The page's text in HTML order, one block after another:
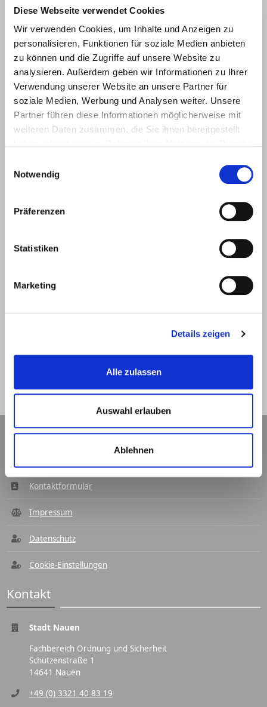
Diese Webseite verwendet Cookies
Wir verwenden Cookies, um Inhalte und Anzeigen zu
personalisieren, Funktionen für soziale Medien anbieten
zu können und die Zugriffe auf unsere Website zu
analysieren. Außerdem geben wir Informationen zu Ihrer
Verwendung unserer Website an unsere Partner für
soziale Medien, Werbung und Analysen weiter. Unsere
Partner führen diese Informationen möglicherweise mit
weiteren Daten zusammen, die Sie ihnen bereitgestellt
Notwendig
Präferenzen
Statistiken
Marketing
Details zeigen
Alle zulassen
Auswahl erlauben
Ablehnen
Name *
Telefonnummer
Nachricht *
SPAM-Schutz *
Kontaktformular
Impressum
Datenschutz
Cookie-Einstellungen
Kontakt
Stadt Nauen
Fachbereich Ordnung und Sicherheit
Schützenstraße 1
14641 Nauen
+49 (0) 3321 40 83 19